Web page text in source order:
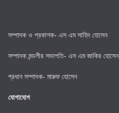
সম্পাদক ও প্রকাশক- এস এম সাহিদ হোসেন
সম্পাদক মন্ডলীর সভাপতি- এস এম জাকির হোসেন
প্রধান সম্পাদক- মারুফ হোসেন
যোগাযোগ